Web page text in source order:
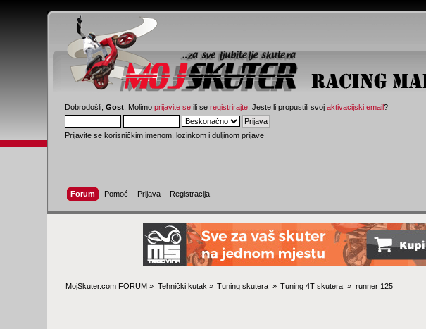
Dobrodošli,Gost . Molimoprijavite se ili seregistrirajte . Jeste li propustili svojaktivacijski email?
Prijavite se korisničkim imenom, lozinkom i duljinom prijave
Forum Pomoć Prijava Registracija
MojSkuter.com FORUM » Tehnički kutak » Tuning skutera » Tuning 4T skutera » runner 125